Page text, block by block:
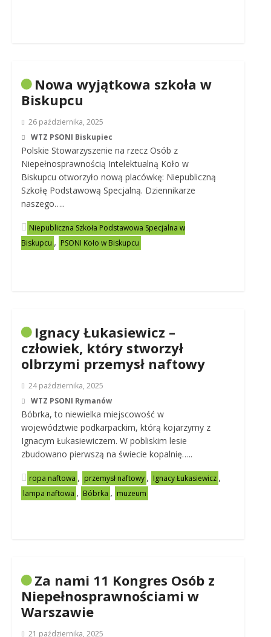
Nowa wyjątkowa szkoła w
Biskupcu
26 października, 2025
WTZ PSONI Biskupiec
Polskie Stowarzyszenie na rzecz Osób z
Niepełnosprawnością Intelektualną Koło w
Biskupcu otworzyło nową placówkę: Niepubliczną
Szkołę Podstawową Specjalną. Dziennikarze
naszego…..
Niepubliczna Szkoła Podstawowa Specjalna w
Biskupcu , PSONI Koło w Biskupcu
Ignacy Łukasiewicz –
człowiek, który stworzył
olbrzymi przemysł naftowy
24 października, 2025
WTZ PSONI Rymanów
Bóbrka, to niewielka miejscowość w
województwie podkarpackim, którą kojarzymy z
Ignacym Łukasiewiczem. W pobliskim lesie
zbudowano pierwszą na świecie kopalnię…..
ropa naftowa , przemysł naftowy , Ignacy Łukasiewicz ,
lampa naftowa , Bóbrka , muzeum
Za nami 11 Kongres Osób z
Niepełnosprawnościami w
Warszawie
21 października, 2025